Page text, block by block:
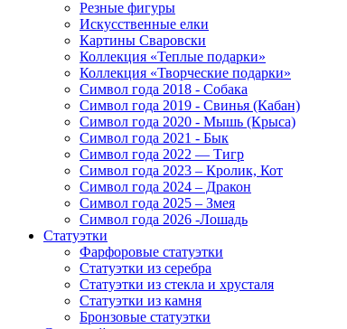
Резные фигуры
Искусственные елки
Картины Сваровски
Коллекция «Теплые подарки»
Коллекция «Творческие подарки»
Символ года 2018 - Собака
Символ года 2019 - Свинья (Кабан)
Символ года 2020 - Мышь (Крыса)
Символ года 2021 - Бык
Символ года 2022 — Тигр
Символ года 2023 – Кролик, Кот
Символ года 2024 – Дракон
Символ года 2025 – Змея
Символ года 2026 -Лошадь
Статуэтки
Фарфоровые статуэтки
Статуэтки из серебра
Статуэтки из стекла и хрусталя
Статуэтки из камня
Бронзовые статуэтки